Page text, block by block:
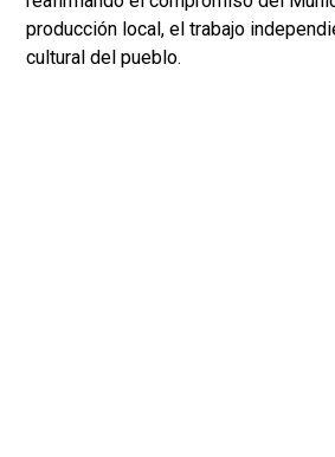
producción local, el trabajo
cultural del pueblo.